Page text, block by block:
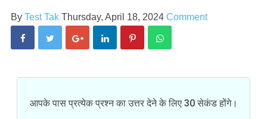
By Test Tak Thursday, April 18, 2024 Comment
आपके पास प्रत्येक प्रश्न का उत्तर देने के लिए 30 सेकंड होंगे।